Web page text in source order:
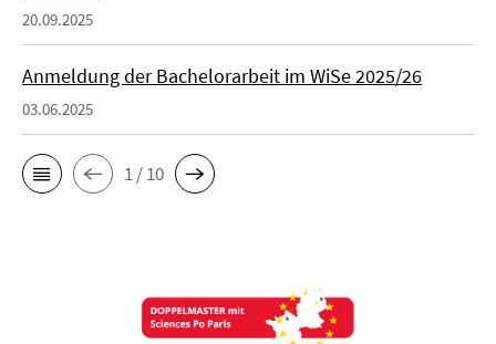
20.09.2025
Anmeldung der Bachelorarbeit im WiSe 2025/26
03.06.2025
1 / 10